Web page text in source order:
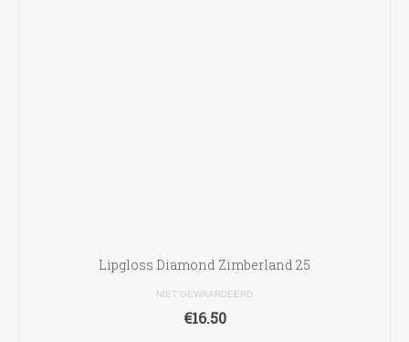
Lipgloss Diamond Zimberland 25
NIET GEWAARDEERD
€16.50